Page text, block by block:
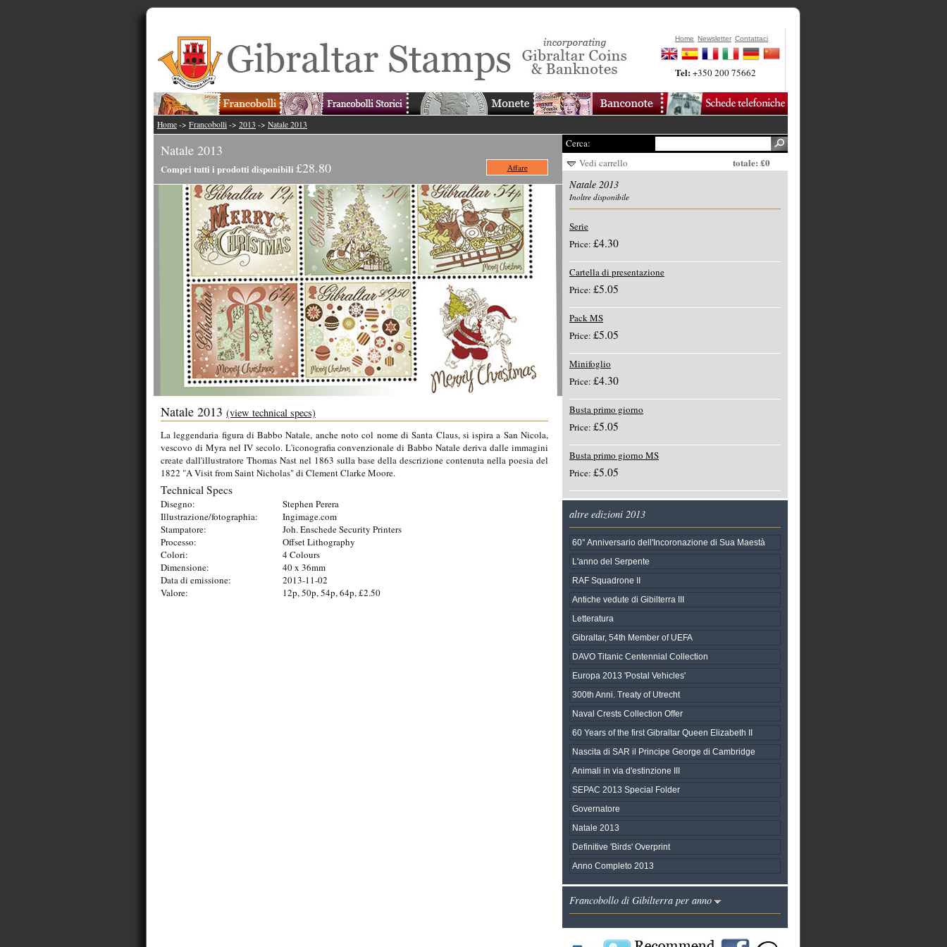
Home Newsletter Contattaci
Tel:+350 200 75662
Home -> Francobolli -> 2013 -> Natale 2013
Natale 2013
Compri tutti i prodotti disponibili £28.80 Affare
Natale 2013 (view technical specs)
La leggendaria figura di Babbo Natale, anche noto col nome di Santa Claus, si ispira a San Nicola,
vescovo di Myra nel IV secolo. L'iconografia convenzionale di Babbo Natale deriva dalle immagini
create dall'illustratore Thomas Nast nel 1863 sulla base della descrizione contenuta nella poesia del
1822 "A Visit from Saint Nicholas" di Clement Clarke Moore.
Technical Specs
Disegno:
Stephen Perera
Illustrazione/fotographia:
Ingimage.com
Stampatore:
Joh. Enschede Security Printers
Processo:
Offset Lithography
Colori:
4 Colours
Dimensione:
40 x 36mm
Data di emissione:
2013-11-02
Valore:
12p, 50p, 54p, 64p, £2.50
Cerca:
Vedi carrello
totale: £0
Natale 2013
Inoltre disponibile
Serie
Price: £4.30
Cartella di presentazione
Price: £5.05
Pack MS
Price: £5.05
Minifoglio
Price: £4.30
Busta primo giorno
Price: £5.05
Busta primo giorno MS
Price: £5.05
altre edizioni 2013
60° Anniversario dell'Incoronazione di Sua Maestà
L'anno del Serpente
RAF Squadrone II
Antiche vedute di Gibilterra III
Letteratura
Gibraltar, 54th Member of UEFA
DAVO Titanic Centennial Collection
Europa 2013 'Postal Vehicles'
300th Anni. Treaty of Utrecht
Naval Crests Collection Offer
60 Years of the first Gibraltar Queen Elizabeth II
Nascita di SAR il Principe George di Cambridge
Animali in via d'estinzione III
SEPAC 2013 Special Folder
Governatore
Natale 2013
Definitive 'Birds' Overprint
Anno Completo 2013
Francobollo di Gibilterra per anno